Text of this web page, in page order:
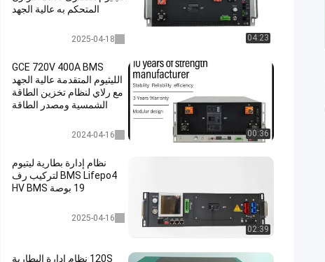
04:23
المتحكم به عالية الجهد
2025-04-18
00:36
GCE 720V 400A BMS
الليثيوم المتقدمة عالية الجهد
مع رلاي لنظام تخزين الطاقة
الشمسية ومصدر الطاقة
2024-04-16
02:39
نظام إدارة بطارية ليتيوم
BMS Lifepo4 لتركيب رف
19 بوصة HV BMS
نظام إدارة البطارية2025-04-16
120S نظام إدارة البطارية